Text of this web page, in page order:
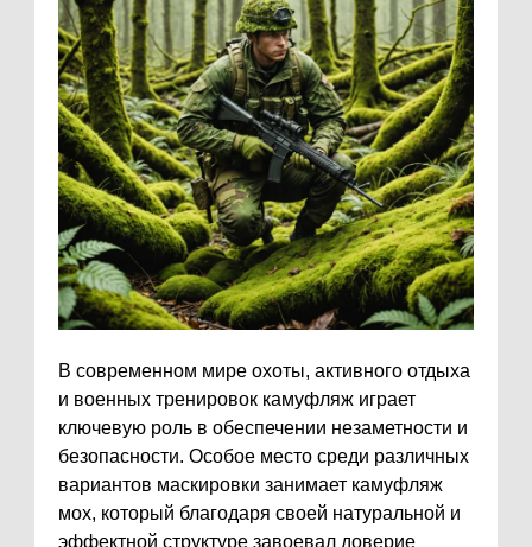
В современном мире охоты, активного отдыха
и военных тренировок камуфляж играет
ключевую роль в обеспечении незаметности и
безопасности. Особое место среди различных
вариантов маскировки занимает камуфляж
мох, который благодаря своей натуральной и
эффектной структуре завоевал доверие